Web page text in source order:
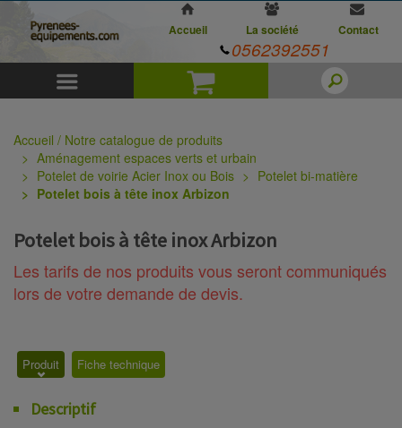
Panier
Accueil La société Contact
0562392551
Accueil / Notre catalogue de produits
Aménagement espaces verts et urbain
Potelet de voirie Acier Inox ou Bois
Potelet bi-matière
Potelet bois à tête inox Arbizon
Potelet bois à tête inox Arbizon
Les tarifs de nos produits vous seront communiqués
lors de votre demande de devis.
Produit Fiche technique
Descriptif